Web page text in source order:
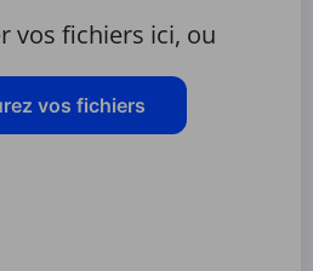
vos fichiers ici, ou
vos fichiers